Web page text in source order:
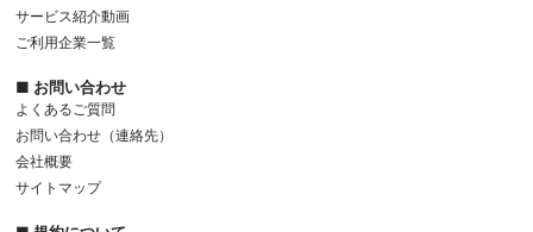
サービス紹介動画
ご利用企業一覧
■ お問い合わせ
よくあるご質問
お問い合わせ（連絡先）
会社概要
サイトマップ